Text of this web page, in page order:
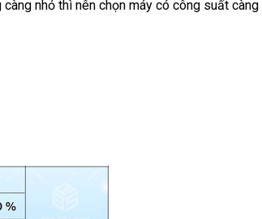
nhỏ thì nên chọn máy có công suất càng